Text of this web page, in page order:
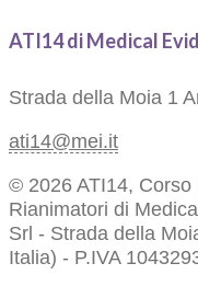
ATI14 di Medical
Strada della Moia 1
ati14@mei.it
© 2026 ATI14, Corso
Rianimatori di
Srl - Strada della
Italia) - P.IVA